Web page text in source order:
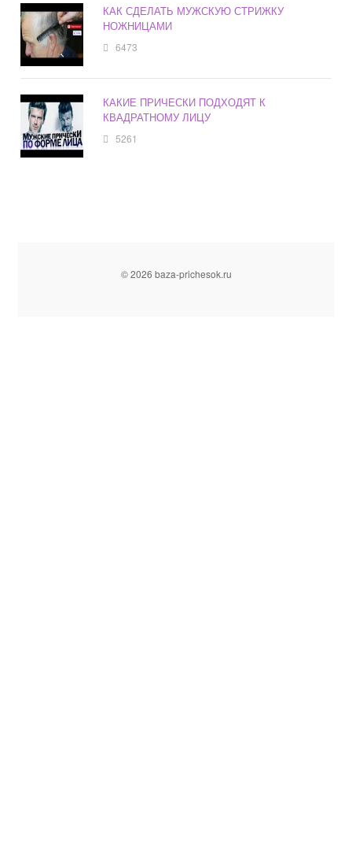
КАК СДЕЛАТЬ МУЖСКУЮ СТРИЖКУ
НОЖНИЦАМИ
6473
КАКИЕ ПРИЧЕСКИ ПОДХОДЯТ К
КВАДРАТНОМУ ЛИЦУ
5261
© 2026 baza-prichesok.ru